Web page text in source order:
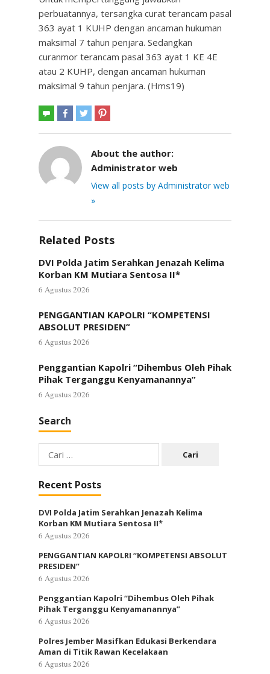
perbuatannya, tersangka curat terancam pasal
363 ayat 1 KUHP dengan ancaman hukuman
maksimal 7 tahun penjara. Sedangkan
curanmor terancam pasal 363 ayat 1 KE 4E
atau 2 KUHP, dengan ancaman hukuman
maksimal 9 tahun penjara. (Hms19)
About the author:
Administrator web
View all posts by Administrator web
»
Related Posts
DVI Polda Jatim Serahkan Jenazah Kelima
Korban KM Mutiara Sentosa II*
6 Agustus 2026
PENGGANTIAN KAPOLRI “KOMPETENSI
ABSOLUT PRESIDEN”
6 Agustus 2026
Penggantian Kapolri “Dihembus Oleh Pihak
Pihak Terganggu Kenyamanannya”
6 Agustus 2026
Search
Cari
untuk:
Recent Posts
DVI Polda Jatim Serahkan Jenazah Kelima
Korban KM Mutiara Sentosa II*
6 Agustus 2026
PENGGANTIAN KAPOLRI “KOMPETENSI ABSOLUT
PRESIDEN”
6 Agustus 2026
Penggantian Kapolri “Dihembus Oleh Pihak
Pihak Terganggu Kenyamanannya”
6 Agustus 2026
Polres Jember Masifkan Edukasi Berkendara
Aman di Titik Rawan Kecelakaan
6 Agustus 2026